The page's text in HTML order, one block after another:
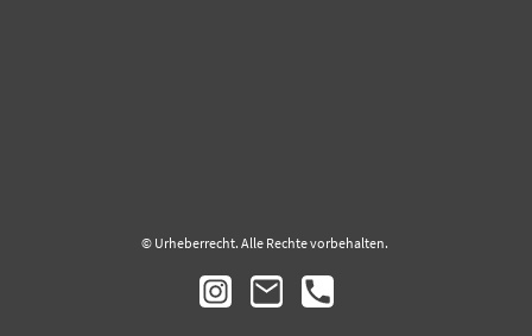
© Urheberrecht. Alle Rechte vorbehalten.